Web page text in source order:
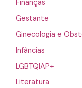
Finanças
Gestante
Ginecologia e
Infâncias
LGBTQIAP+
Literatura